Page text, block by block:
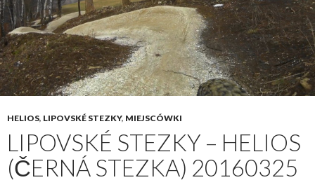
HELIOS, LIPOVSKÉ STEZKY, MIEJSCÓWKI
LIPOVSKÉ STEZKY – HELIOS
(ČERNÁ STEZKA) 20160325